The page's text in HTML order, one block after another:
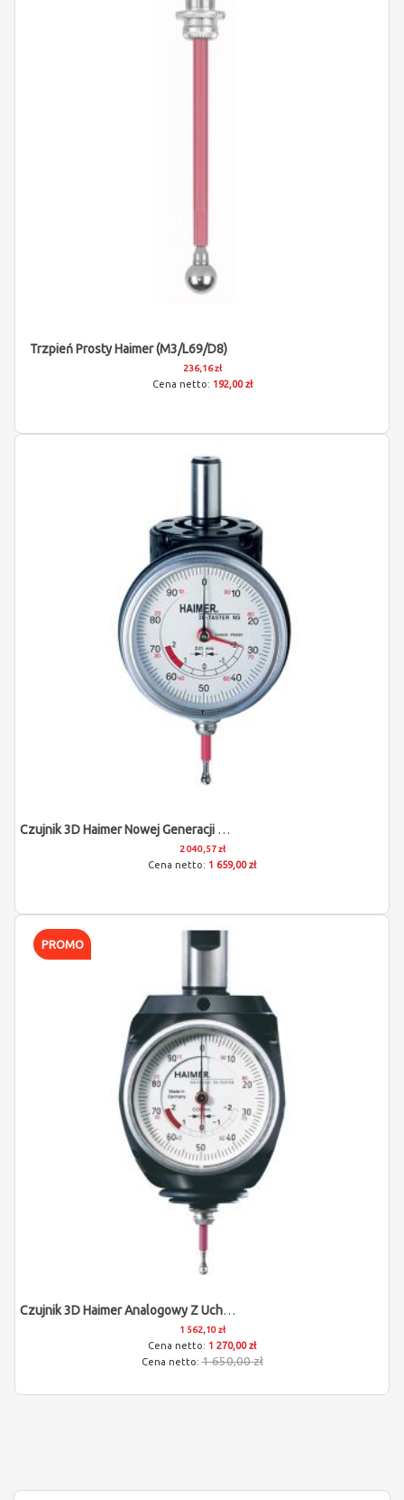
Trzpień Prosty Haimer (M3/L69/D8)
236,16 zł
192,00 zł
Czujnik 3D Haimer Nowej Generacji Z Uchwytem Walcowym 12mm
2 040,57 zł
1 659,00 zł
PROMO
Czujnik 3D Haimer Analogowy Z Uchwytem Walcowym 20mm
1 562,10 zł
1 270,00 zł
1 650,00 zł